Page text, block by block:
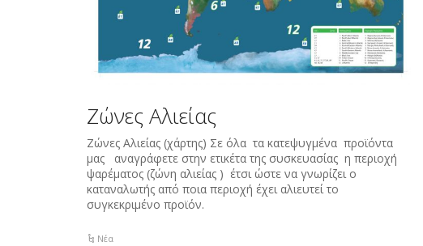
Zώνες Αλιείας
Zώνες Αλιείας (χάρτης) Σε όλα τα κατεψυγμένα προϊόντα
μας αναγράφετε στην ετικέτα της συσκευασίας η περιοχή
ψαρέματος (ζώνη αλιείας ) έτσι ώστε να γνωρίζει ο
καταναλωτής από ποια περιοχή έχει αλιευτεί το
συγκεκριμένο προϊόν.
Νέα